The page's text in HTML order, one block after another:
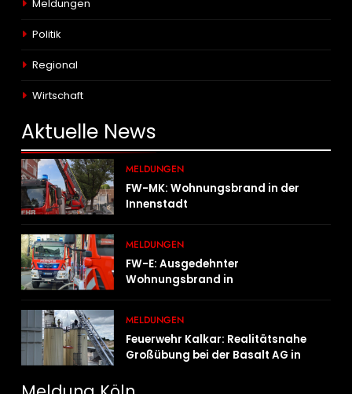
Meldungen
Politik
Regional
Wirtschaft
Aktuelle News
MELDUNGEN
FW-MK: Wohnungsbrand in der
Innenstadt
MELDUNGEN
FW-E: Ausgedehnter
Wohnungsbrand in
MELDUNGEN
Feuerwehr Kalkar: Realitätsnahe
Großübung bei der Basalt AG in
Einsatzkräfte